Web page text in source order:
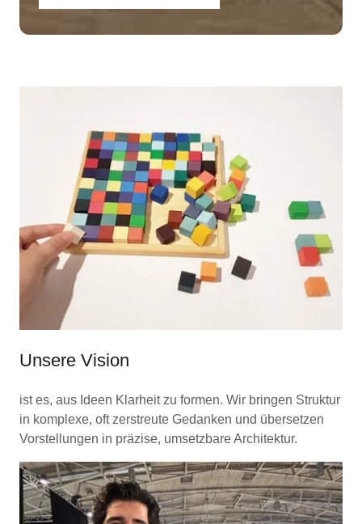
Unsere Vision
ist es, aus Ideen Klarheit zu formen. Wir bringen Struktur
in komplexe, oft zerstreute Gedanken und übersetzen
Vorstellungen in präzise, umsetzbare Architektur.